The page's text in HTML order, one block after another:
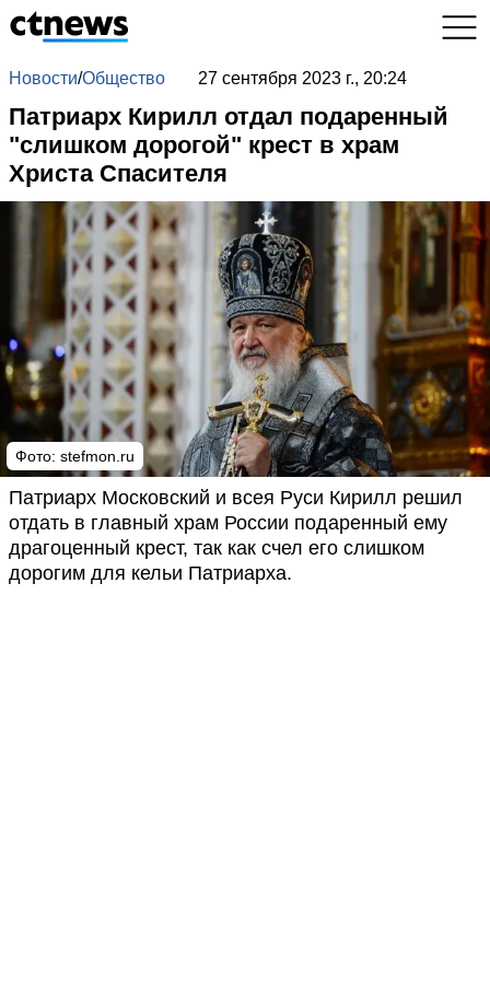
Новости/Общество 27 сентября 2023 г., 20:24
Патриарх Кирилл отдал подаренный
"слишком дорогой" крест в храм
Христа Спасителя
Фото: stefmon.ru
Патриарх Московский и всея Руси Кирилл решил
отдать в главный храм России подаренный ему
драгоценный крест, так как счел его слишком
дорогим для кельи Патриарха.